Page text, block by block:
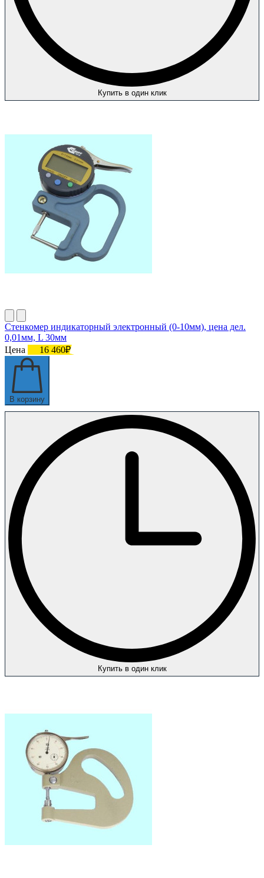
Купить в один клик
Стенкомер индикаторный электронный (0-10мм), цена дел.
0,01мм, L 30мм
Цена
16 460₽
В корзину
Купить в один клик